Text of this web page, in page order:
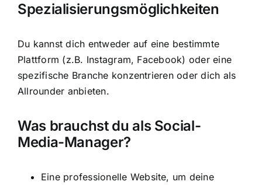
Spezialisierungsmöglichkeiten
Du kannst dich entweder auf eine bestimmte
Plattform (z.B. Instagram, Facebook) oder eine
spezifische Branche konzentrieren oder dich als
Allrounder anbieten.
Was brauchst du als Social-
Media-Manager?
Eine professionelle Website, um deine